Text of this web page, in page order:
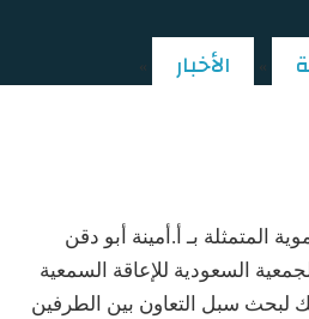
» الأخبار »
المتمثلة بـ أ.أمينة أبو دقن
السعودية للإعاقة السمعية
لبحث سبل التعاون بين الطرفين